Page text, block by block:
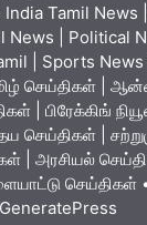
Tamil News
News | Political
| Sports
செய்திகள் |
| பிரேக்கிங்
|
| அரசியல்
செய்திகள்
GeneratePress